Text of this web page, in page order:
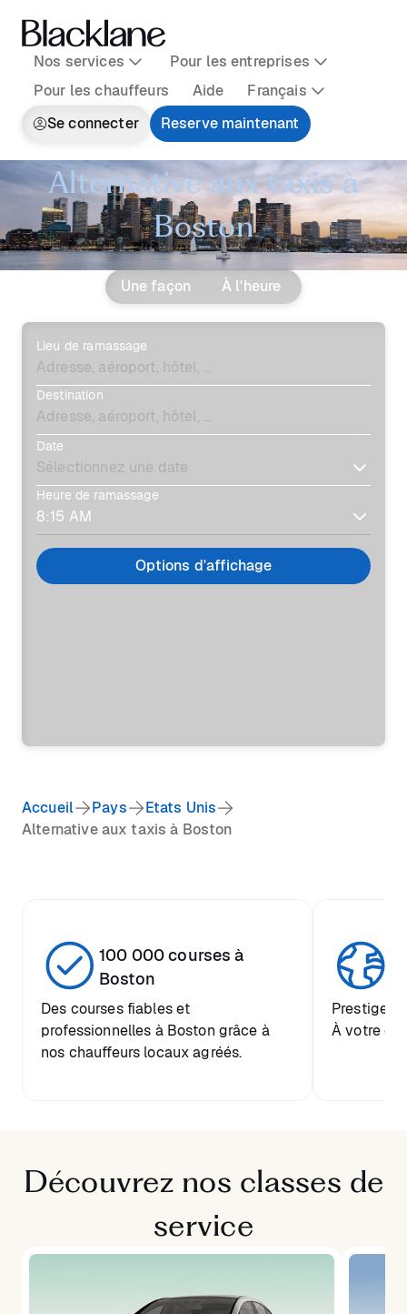
Nos services
Pour les entreprises
Pour les chauffeurs
Aide
Français
Se connecter
Reserve maintenant
Alternative aux taxis à
Boston
Une façon À l'heure
Lieu de ramassage
Destination
Date
Heure de ramassage
Options d'affichage
Accueil Pays
Etats Unis
Alternative aux taxis à Boston
100 000 courses à
Boston
Des courses fiables et
professionnelles à Boston grâce à
nos chauffeurs locaux agréés.
Prestige
À votre
Découvrez nos classes de
service